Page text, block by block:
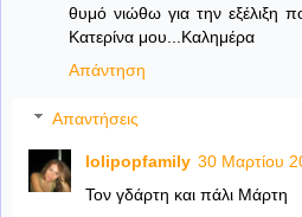
θυμό νιώθω για την εξέλιξη
Κατερίνα μου...Καλημέρα
Απάντηση
Απαντήσεις
lolipopfamily 30 Μαρτίου
Τον γδάρτη και πάλι Μάρτη